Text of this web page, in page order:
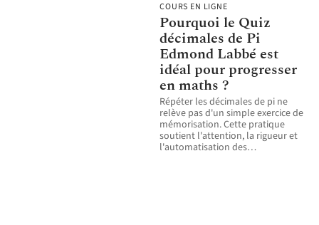
COURS EN LIGNE
Pourquoi le Quiz
décimales de Pi
Edmond Labbé est
idéal pour progresser
en maths ?
Répéter les décimales de pi ne
relève pas d'un simple exercice de
mémorisation. Cette pratique
soutient l'attention, la rigueur et
l'automatisation des…